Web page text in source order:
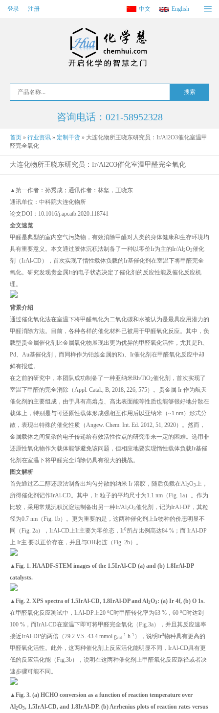
登录 注册 中文 English
咨询电话：021-58952328
首页 » 行业资讯 » 定制干货 » 大连化物所王晓东研究员：Ir/Al2O3催化室温甲
醛完全氧化
大连化物所王晓东研究员：Ir/Al2O3催化室温甲醛完全氧化
▲第一作者：孙秀成；通讯作者：林坚，王晓东
通讯单位：中科院大连化物所
论文DOI：10.1016/j.apcatb.2020.118741
全文速览
甲醛是典型的室内空气污染物，有效消除甲醛对人类的身体健康和生存环境均
具有重要意义。本文通过胶体沉积法制备了一种以零价Ir为主的Ir/Al2O3催化
剂（IrAl-CD），首次实现了惰性载体负载的Ir基催化剂在室温下将甲醛完全
氧化。研究发现贵金属Ir的电子状态决定了催化剂的反应性能及催化反应机
理。
背景介绍
通过催化氧化法在室温下将甲醛氧化为二氧化碳和水被认为是最具应用潜力的
甲醛消除方法。目前，各种各样的催化材料已被用于甲醛氧化反应。其中，负
载型贵金属催化剂比金属氧化物展现出更为优异的甲醛氧化活性，尤其是Pt、
Pd、Au基催化剂，而同样作为铂族金属的Rh、Ir催化剂在甲醛氧化反应中却
鲜有报道。
在之前的研究中，本团队成功制备了一种亚纳米Rh/TiO2催化剂，首次实现了
室温下甲醛的完全消除（Appl. Catal., B, 2018, 226, 575）。贵金属 Ir 作为航天
催化剂的主要组成，由于具有高熔点、高比表面能等性质也能够很好地分散在
载体上，特别是与可还原性载体形成强相互作用后以亚纳米（~1 nm）形式分
散，表现出特殊的催化性质（Angew. Chem. Int. Ed. 2012, 51, 2920）。然而，
金属载体之间复杂的电子传递给有效活性位点的研究带来一定的困难。选用非
还原性氧化物作为载体能够避免该问题，但相应地要实现惰性载体负载Ir基催
化剂在室温下将甲醛完全消除仍具有很大的挑战。
图文解析
首先通过乙二醇还原法制备出均匀分散的纳米 Ir 溶胶，随后负载在Al2O3上，
所得催化剂记作IrAl-CD。其中，Ir 粒子的平均尺寸为1.1 nm（Fig. 1a）。作为
比较，采用常规沉积沉淀法制备出另一种Ir/Al2O3催化剂，记为IrAl-DP，其粒
径为0.7 nm（Fig. 1b）。更为重要的是，这两种催化剂上Ir物种的价态明显不
同（Fig. 2a），IrAl-CD上Ir主要为零价态，Ir0 所占比例高达84 %；而 IrAl-DP
上 Ir主 要以正价存在，并且与OH相连（Fig. 2b）。
▲Fig. 1. HAADF-STEM images of the 1.5IrAl-CD (a) and (b) 1.8IrAl-DP
catalysts.
▲Fig. 2. XPS spectra of 1.5IrAl-CD, 1.8IrAl-DP and Al2O3 : (a) Ir 4f, (b) O 1s.
在甲醛氧化反应测试中，IrAl-DP上20 oC时甲醛转化率为63 %，60 oC时达到
100 %，而IrAl-CD在室温下即可将甲醛完全氧化（Fig.3a），并且其反应速率
接近IrAl-DP的两倍（79.2 V.S. 43.4 mmol gcat
-1 h-1 ），说明Ir0物种具有更高的
甲醛氧化活性。此外，这两种催化剂上反应活化能明显不同，IrAl-CD具有更
低的反应活化能（Fig.3b），说明在这两种催化剂上甲醛氧化反应路径或者决
速步骤可能不同。
▲Fig. 3. (a) HCHO conversion as a function of reaction temperature over
Al2O3, 1.5IrAl-CD, and 1.8IrAl-DP. (b) Arrhenius plots of reaction rates versus